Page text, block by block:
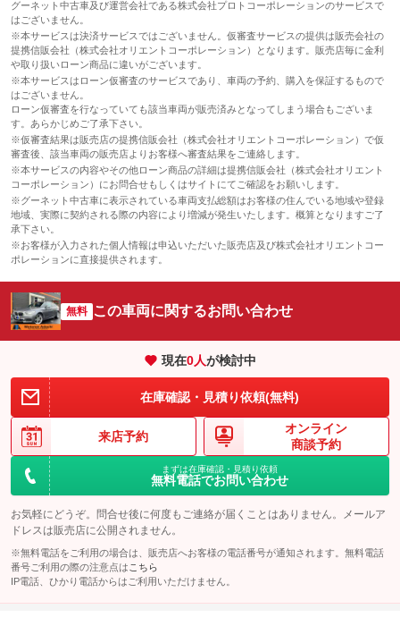
グーネット中古車及び運営会社である株式会社プロトコーポレーションのサービスで
はございません。
※本サービスは決済サービスではございません。仮審査サービスの提供は販売会社の
提携信販会社（株式会社オリエントコーポレーション）となります。販売店毎に金利
や取り扱いローン商品に違いがございます。
※本サービスはローン仮審査のサービスであり、車両の予約、購入を保証するもので
はございません。
ローン仮審査を行なっていても該当車両が販売済みとなってしまう場合もございま
す。あらかじめご了承下さい。
※仮審査結果は販売店の提携信販会社（株式会社オリエントコーポレーション）で仮
審査後、該当車両の販売店よりお客様へ審査結果をご連絡します。
※本サービスの内容やその他ローン商品の詳細は提携信販会社（株式会社オリエント
コーポレーション）にお問合せもしくはサイトにてご確認をお願いします。
※グーネット中古車に表示されている車両支払総額はお客様の住んでいる地域や登録
地域、実際に契約される際の内容により増減が発生いたします。概算となりますご了
承下さい。
※お客様が入力された個人情報は申込いただいた販売店及び株式会社オリエントコー
ポレーションに直接提供されます。
無料 この車両に関するお問い合わせ
現在0人が検討中
在庫確認・見積り依頼(無料)
来店予約
オンライン
商談予約
まずは在庫確認・見積り依頼
無料電話でお問い合わせ
お気軽にどうぞ。問合せ後に何度もご連絡が届くことはありません。メールア
ドレスは販売店に公開されません。
※無料電話をご利用の場合は、販売店へお客様の電話番号が通知されます。無料電話
番号ご利用の際の注意点は こちら
IP電話、ひかり電話からはご利用いただけません。